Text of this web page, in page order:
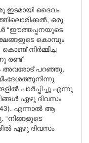
ഇടമായി ദൈവം
ഒരു
“ഈത്തപ്പനയുടെ
കൊമ്പും
നിർമ്മിച്ച
രണ്ട്
അവരോട് പറഞ്ഞു,
പാർപ്പിച്ചു എന്നു
ഏഴു ദിവസം
43). എന്നാൽ ആ
ഏഴു ദിവസം